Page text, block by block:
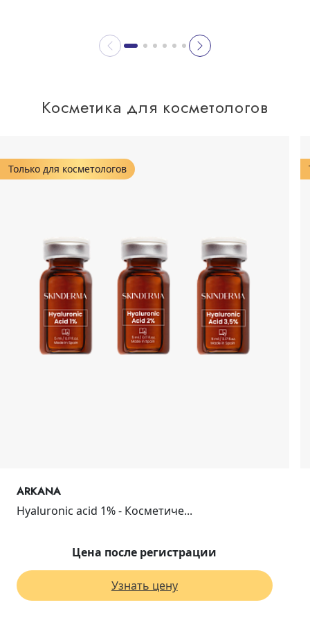
Косметика для косметологов
Только для косметологов
ARKANA
Hyaluronic acid 1% - Косметиче...
Цена после регистрации
Узнать цену